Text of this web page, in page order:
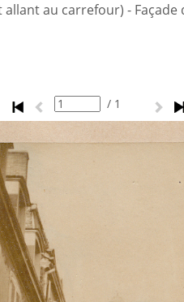
au carrefour) - Façade
/ 1